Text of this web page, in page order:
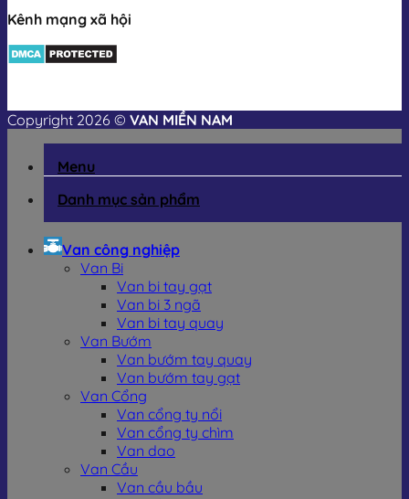
Kênh mạng xã hội
Copyright 2026 © VAN MIỀN NAM
Menu
Danh mục sản phẩm
Van công nghiệp
Van Bi
Van bi tay gạt
Van bi 3 ngã
Van bi tay quay
Van Bướm
Van bướm tay quay
Van bướm tay gạt
Van Cổng
Van cổng ty nổi
Van cổng ty chìm
Van dao
Van Cầu
Van cầu bầu